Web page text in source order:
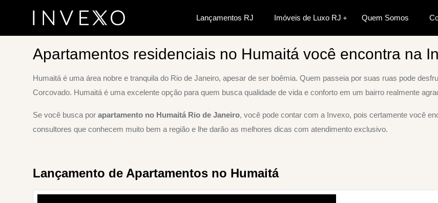
Lançamentos RJ Imóveis de Luxo RJ Quem Somos
Apartamentos residenciais no Humaitá você encontra na
Humaitá é uma área nobre e tranquila do Rio de Janeiro, apesar de ser boêmia. Quem passeia por suas ruas pode
Corcovado. Humaitá é uma excelente opção para quem busca qualidade de vida e conforto em um bairro realmente
Se você busca por apartamento no Humaitá Rio de Janeiro, você pode contar com a Invexo, pois certamente você
consultores que conhecem muito bem a região e lhe darão as melhores dicas com atendimento exclusivo.
Lançamento de Apartamentos no Humaitá